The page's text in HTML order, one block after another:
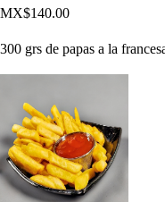
MX$140.00
300 grs de papas a la